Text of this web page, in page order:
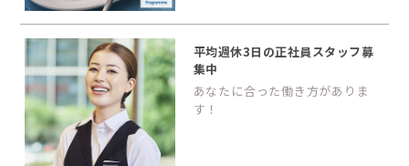
平均週休3日の正社員スタッフ募
集中
あなたに合った働き方がありま
す！